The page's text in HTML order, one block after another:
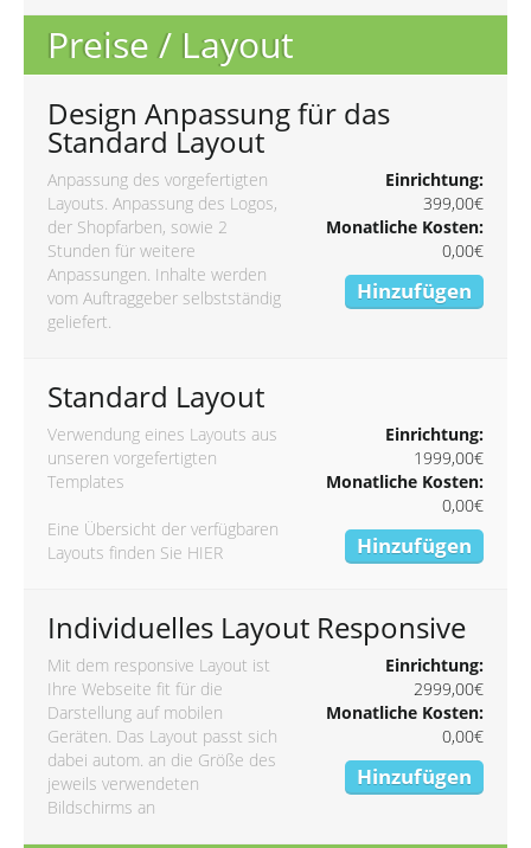
Preise / Layout
Design Anpassung für das
Standard Layout
Anpassung des vorgefertigten
Layouts. Anpassung des Logos,
der Shopfarben, sowie 2
Stunden für weitere
Anpassungen. Inhalte werden
vom Auftraggeber selbstständig
geliefert.
Einrichtung:
399,00€
Monatliche Kosten:
0,00€
Hinzufügen
Standard Layout
Verwendung eines Layouts aus
unseren vorgefertigten
Templates
Eine Übersicht der verfügbaren
Layouts finden Sie HIER
Einrichtung:
1999,00€
Monatliche Kosten:
0,00€
Hinzufügen
Individuelles Layout Responsive
Mit dem responsive Layout ist
Ihre Webseite fit für die
Darstellung auf mobilen
Geräten. Das Layout passt sich
dabei autom. an die Größe des
jeweils verwendeten
Bildschirms an
Einrichtung:
2999,00€
Monatliche Kosten:
0,00€
Hinzufügen